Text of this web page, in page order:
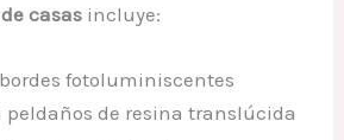
casas incluye:
fotoluminiscentes
peldaños de resina translúcida